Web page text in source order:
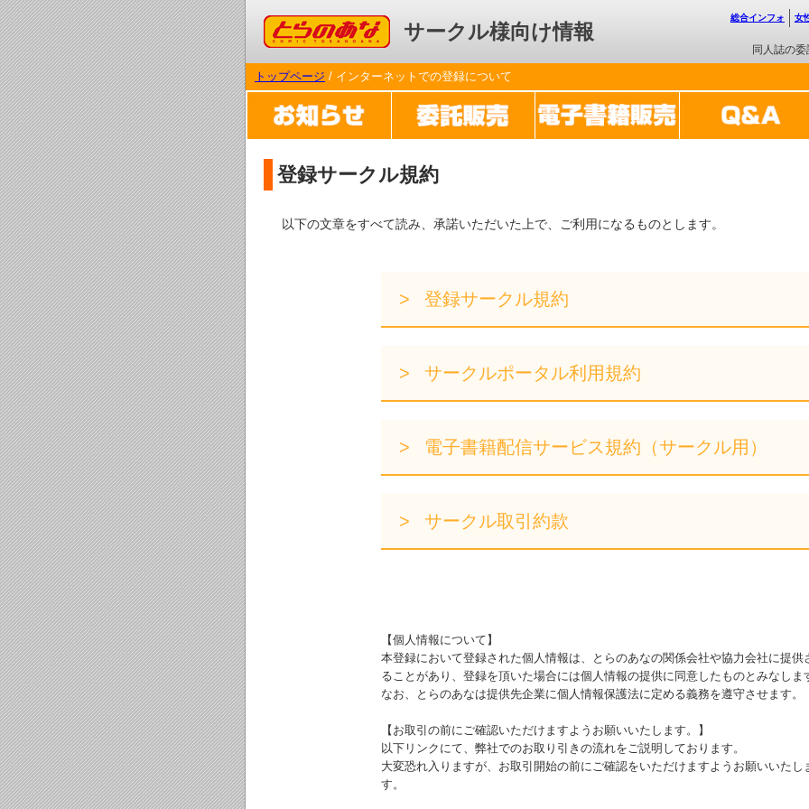
コミックとらのあな サークル様向け情報
同人誌の委
総合インフォ 女
トップページ / インターネットでの登録について
登録サークル規約
以下の文章をすべて読み、承諾いただいた上で、ご利用になるものとします。
登録サークル規約
サークルポータル利用規約
電子書籍配信サービス規約（サークル用）
サークル取引約款
【個人情報について】
本登録において登録された個人情報は、とらのあなの関係会社や協力会社に提供
ることがあり、登録を頂いた場合には個人情報の提供に同意したものとみなしま
なお、とらのあなは提供先企業に個人情報保護法に定める義務を遵守させます。
【お取引の前にご確認いただけますようお願いいたします。】
以下リンクにて、弊社でのお取り引きの流れをご説明しております。
大変恐れ入りますが、お取引開始の前にご確認をいただけますようお願いいたし
す。